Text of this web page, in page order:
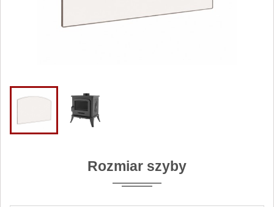
Rozmiar szyby